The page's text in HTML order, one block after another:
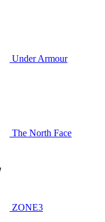
Under Armour
The North Face
ZONE3